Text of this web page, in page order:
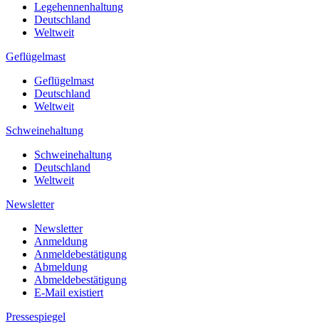
Legehennenhaltung
Deutschland
Weltweit
Geflügelmast
Geflügelmast
Deutschland
Weltweit
Schweinehaltung
Schweinehaltung
Deutschland
Weltweit
Newsletter
Newsletter
Anmeldung
Anmeldebestätigung
Abmeldung
Abmeldebestätigung
E-Mail existiert
Pressespiegel